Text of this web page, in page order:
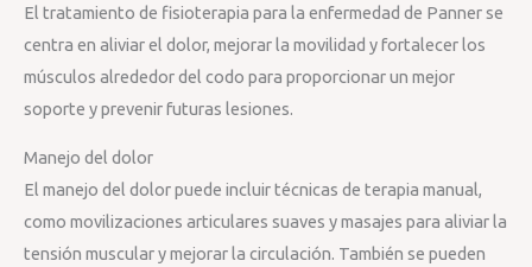
El tratamiento de fisioterapia para la enfermedad de Panner se
centra en aliviar el dolor, mejorar la movilidad y fortalecer los
músculos alrededor del codo para proporcionar un mejor
soporte y prevenir futuras lesiones.
Manejo del dolor
El manejo del dolor puede incluir técnicas de terapia manual,
como movilizaciones articulares suaves y masajes para aliviar la
tensión muscular y mejorar la circulación. También se pueden